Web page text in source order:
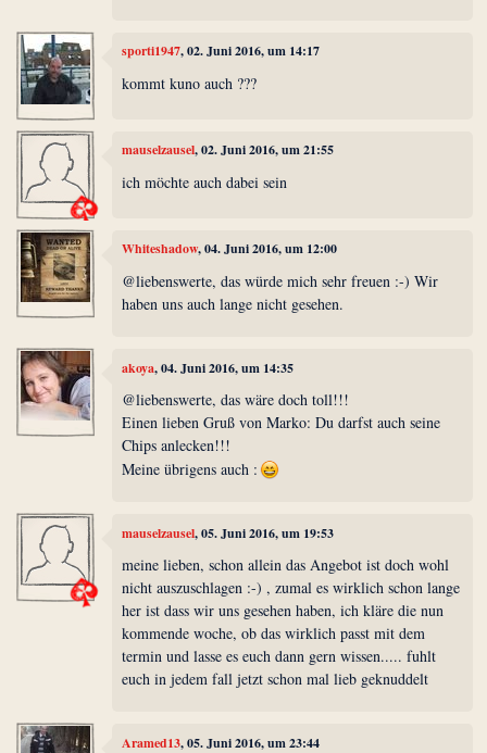
sporti1947, 02. Juni 2016, um 14:17
kommt kuno auch ???
mauselzausel, 02. Juni 2016, um 21:55
ich möchte auch dabei sein
Whiteshadow, 04. Juni 2016, um 12:00
@liebenswerte, das würde mich sehr freuen :-) Wir
haben uns auch lange nicht gesehen.
akoya, 04. Juni 2016, um 14:35
@liebenswerte, das wäre doch toll!!!
Einen lieben Gruß von Marko: Du darfst auch seine
Chips anlecken!!!
Meine übrigens auch :
mauselzausel, 05. Juni 2016, um 19:53
meine lieben, schon allein das Angebot ist doch wohl
nicht auszuschlagen :-) , zumal es wirklich schon lange
her ist dass wir uns gesehen haben, ich kläre die nun
kommende woche, ob das wirklich passt mit dem
termin und lasse es euch dann gern wissen..... fuhlt
euch in jedem fall jetzt schon mal lieb geknuddelt
Aramed13, 05. Juni 2016, um 23:44